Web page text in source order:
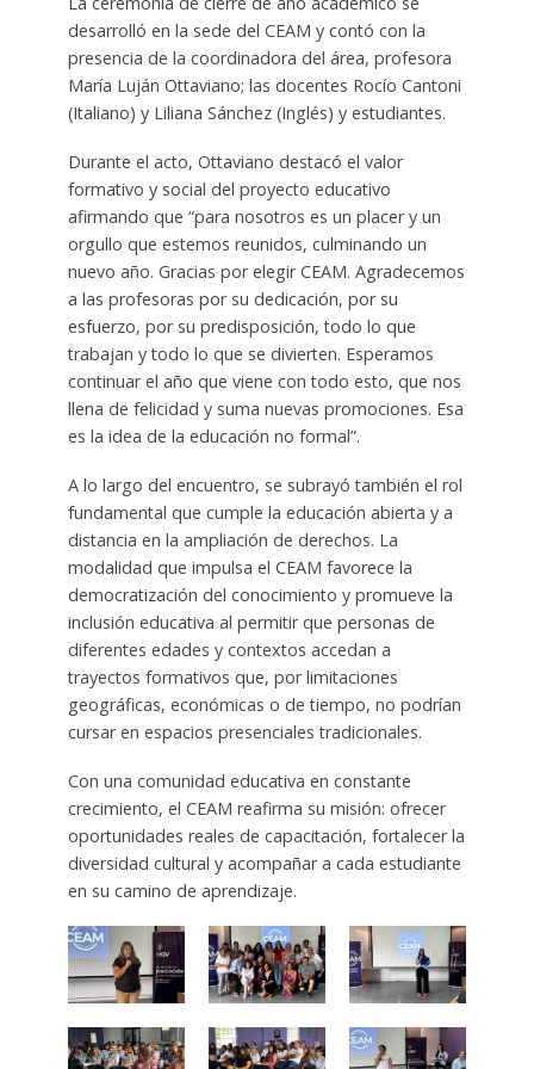
desarrolló en la sede del CEAM y contó con la
presencia de la coordinadora del área, profesora
María Luján Ottaviano; las docentes Rocío Cantoni
(Italiano) y Liliana Sánchez (Inglés) y estudiantes.
Durante el acto, Ottaviano destacó el valor
formativo y social del proyecto educativo
afirmando que “para nosotros es un placer y un
orgullo que estemos reunidos, culminando un
nuevo año. Gracias por elegir CEAM. Agradecemos
a las profesoras por su dedicación, por su
esfuerzo, por su predisposición, todo lo que
trabajan y todo lo que se divierten. Esperamos
continuar el año que viene con todo esto, que nos
llena de felicidad y suma nuevas promociones. Esa
es la idea de la educación no formal”.
A lo largo del encuentro, se subrayó también el rol
fundamental que cumple la educación abierta y a
distancia en la ampliación de derechos. La
modalidad que impulsa el CEAM favorece la
democratización del conocimiento y promueve la
inclusión educativa al permitir que personas de
diferentes edades y contextos accedan a
trayectos formativos que, por limitaciones
geográficas, económicas o de tiempo, no podrían
cursar en espacios presenciales tradicionales.
Con una comunidad educativa en constante
crecimiento, el CEAM reafirma su misión: ofrecer
oportunidades reales de capacitación, fortalecer la
diversidad cultural y acompañar a cada estudiante
en su camino de aprendizaje.